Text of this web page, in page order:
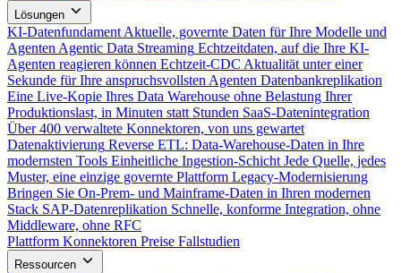
Lösungen
KI-Datenfundament Aktuelle, governte Daten für Ihre Modelle und
Agenten Agentic Data Streaming Echtzeitdaten, auf die Ihre KI-
Agenten reagieren können Echtzeit-CDC Aktualität unter einer
Sekunde für Ihre anspruchsvollsten Agenten Datenbankreplikation
Eine Live-Kopie Ihres Data Warehouse ohne Belastung Ihrer
Produktionslast, in Minuten statt Stunden SaaS-Datenintegration
Über 400 verwaltete Konnektoren, von uns gewartet
Datenaktivierung Reverse ETL: Data-Warehouse-Daten in Ihre
modernsten Tools Einheitliche Ingestion-Schicht Jede Quelle, jedes
Muster, eine einzige governte Plattform Legacy-Modernisierung
Bringen Sie On-Prem- und Mainframe-Daten in Ihren modernen
Stack SAP-Datenreplikation Schnelle, konforme Integration, ohne
Middleware, ohne RFC
Plattform Konnektoren Preise Fallstudien
Ressourcen